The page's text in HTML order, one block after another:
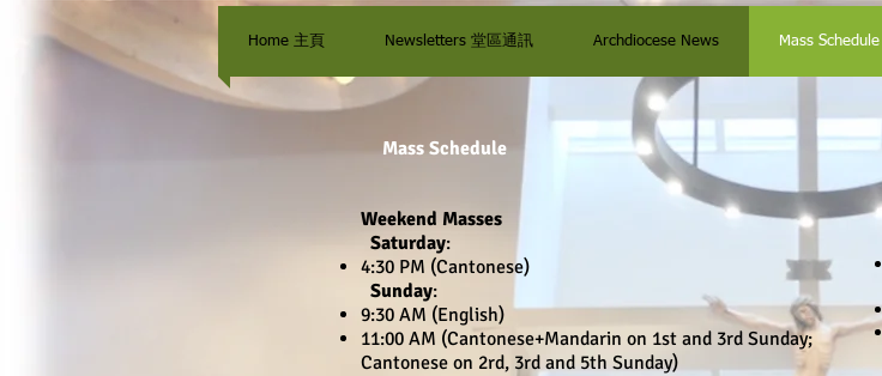
Mass Schedule
Weekend Masses
Saturday:
4:30 PM (Cantonese)
Sunday:
9:30 AM (English)
11:00 AM (Cantonese+Mandarin on 1st and 3rd Sunday;
Cantonese on 2rd, 3rd and 5th Sunday)
Home 主頁 Newsletters 堂區通訊 Archdiocese News Mass